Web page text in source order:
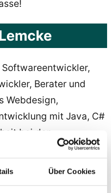
Über Cookies
Berater und
Webdesign,
mit Java, C#
bei den
Android, IOS,
Beiträge von Markus